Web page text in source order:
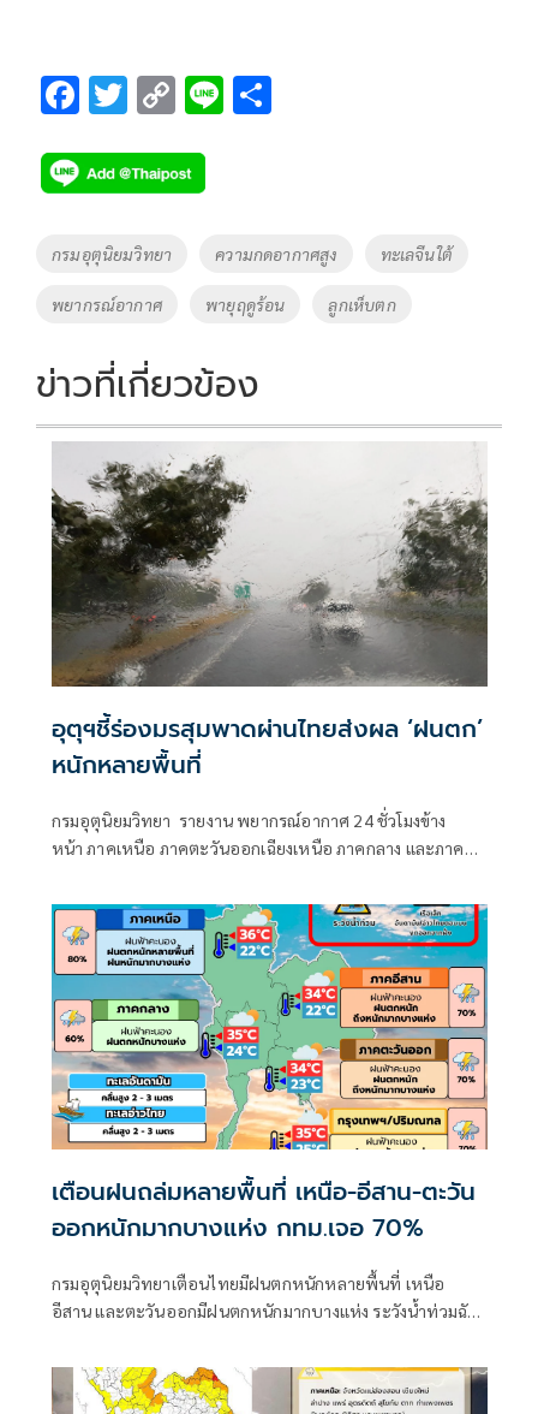
F
e
b
o
k
T
tt
er
C
p
y
Li
Tags
กรมอุตุนิยมวิทยา ความกดอากาศสูง ทะเลจีนใต้
พยากรณ์อากาศ พายุฤดูร้อน ลูกเห็บตก
ข่าวที่เกี่ยวข้อง
อุตุฯชี้ร่องมรสุมพาดผ่านไทยส่งผล ‘ฝนตก’
หนักหลายพื้นที่
กรมอุตุนิยมวิทยา รายงาน พยากรณ์อากาศ 24 ชั่วโมงข้าง
หน้า ภาคเหนือ ภาคตะวันออกเฉียงเหนือ ภาคกลาง และภาค
เตือนฝนถล่มหลายพื้นที่ เหนือ-อีสาน-ตะวัน
ออกหนักมากบางแห่ง กทม.เจอ 70%
กรมอุตุนิยมวิทยาเตือนไทยมีฝนตกหนักหลายพื้นที่ เหนือ
อีสาน และตะวันออกมีฝนตกหนักมากบางแห่ง ระวังน้ำท่วมฉับ
ตอนบนคลื่นสูง 2-3 เมตร เรือเล็กควรงดออกจากฝั่ง ส่วนไต้ฝุ่น
“ดอลฟิน” ไม่เข้าไทย